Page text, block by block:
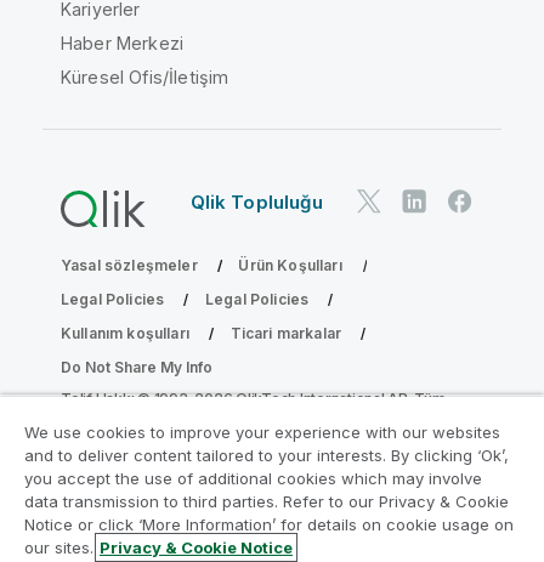
Kariyerler
Haber Merkezi
Küresel Ofis/İletişim
Qlik Topluluğu
Yasal sözleşmeler
Ürün Koşulları
Legal Policies
Legal Policies
Kullanım koşulları
Ticari markalar
Do Not Share My Info
Telif Hakkı © 1993-2026 QlikTech International AB. Tüm
Analiz Modernleştirme Programına katılın
We use cookies to improve your experience with our websites
and to deliver content tailored to your interests. By clicking ‘Ok’,
you accept the use of additional cookies which may involve
data transmission to third parties. Refer to our Privacy & Cookie
Notice or click ‘More Information’ for details on cookie usage on
our sites. Privacy & Cookie Notice